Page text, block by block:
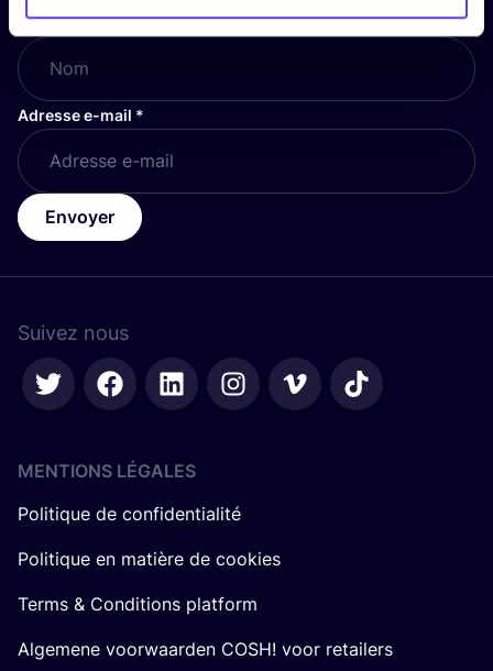
Nom*
Adresse e-mail *
Envoyer
Suivez nous
MENTIONS LÉGALES
Politique de confidentialité
Politique en matière de cookies
Terms & Conditions platform
Algemene voorwaarden COSH! voor retailers